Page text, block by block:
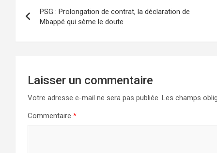
o
o
k
d
o
n
er
PSG : Prolongation de contrat, la déclaration de
Mbappé qui sème le doute
Laisser un commentaire
Votre adresse e-mail ne sera pas publiée. Les champs
Commentaire *